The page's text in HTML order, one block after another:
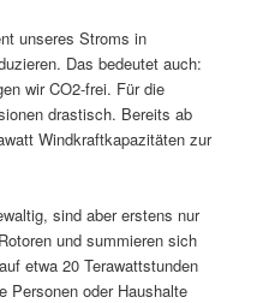
unseres Stroms in
Das bedeutet auch:
wir CO2-frei. Für die
drastisch. Bereits ab
Windkraftkapazitäten zur
sind aber erstens nur
und summieren sich
etwa 20 Terawattstunden
Personen oder Haushalte